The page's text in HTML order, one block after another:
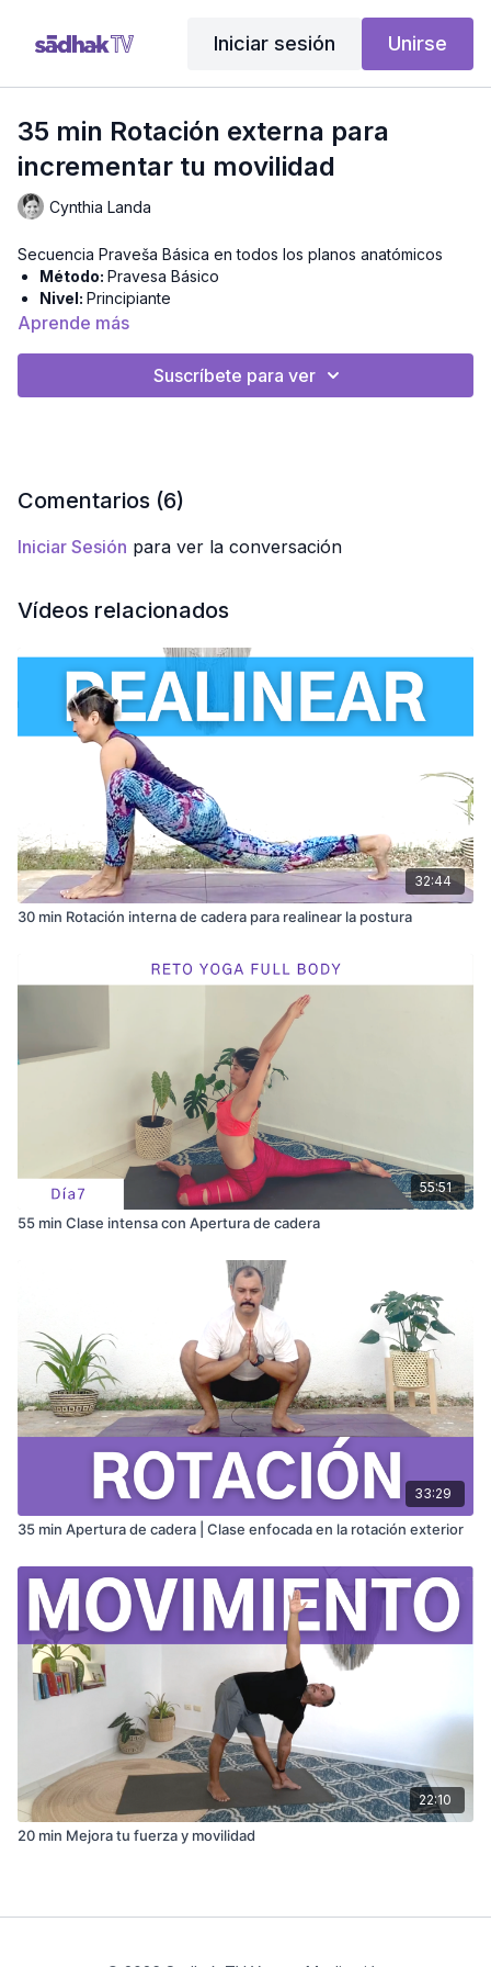
Iniciar sesión Unirse
35 min Rotación externa para
incrementar tu movilidad
Cynthia Landa
Secuencia Praveša Básica en todos los planos anatómicos
Método: Pravesa Básico
Nivel: Principiante
Intensidad:
CLASE EXCLUSIVA EN LA MEMBRESÍA + APP
Aprende más
Suscríbete para ver
Comentarios (6)
Iniciar Sesión para ver la conversación
Vídeos relacionados
32:44
30 min Rotación interna de cadera para realinear la postura
55:51
55 min Clase intensa con Apertura de cadera
33:29
35 min Apertura de cadera | Clase enfocada en la rotación exterior
22:10
20 min Mejora tu fuerza y movilidad